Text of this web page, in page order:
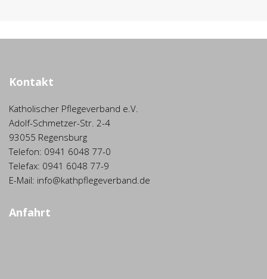
Kontakt
Katholischer Pflegeverband e.V.
Adolf-Schmetzer-Str. 2-4
93055 Regensburg
Telefon: 0941 6048 77-0
Telefax: 0941 6048 77-9
E-Mail: info@kathpflegeverband.de
Anfahrt